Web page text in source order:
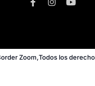
Zoom,Todos los